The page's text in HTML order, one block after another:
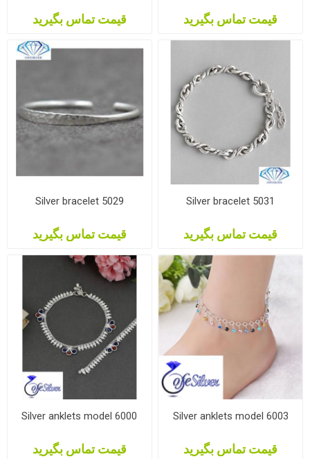
قیمت تماس بگیرید قیمت تماس بگیرید
Silver bracelet 5029
قیمت تماس بگیرید
Silver bracelet 5031
قیمت تماس بگیرید
Silver anklets model 6000
قیمت تماس بگیرید
Silver anklets model 6003
قیمت تماس بگیرید